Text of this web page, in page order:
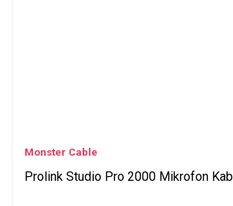
Monster Cable
Prolink Studio Pro 2000 Mikrofon